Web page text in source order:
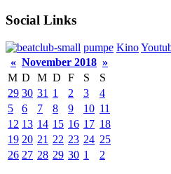
Social Links
pumpe Kino
« November 2018 »
M D M D F S
S
29 30 31 1 2 3
4
5
6 7 8 9 10 11
12 13 14 15 16 17 18
19 20 21 22 23 24 25
26 27 28 29 30 1 2